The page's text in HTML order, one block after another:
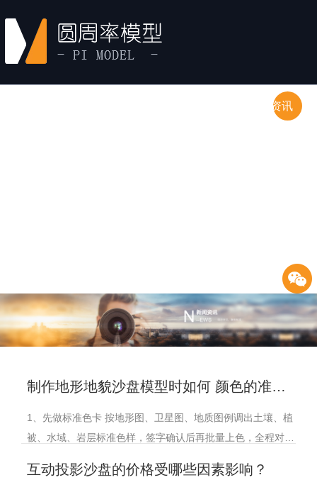
新闻资讯
制作地形地貌沙盘模型时如何 颜色的准确性
1、先做标准色卡 按地形图、卫星图、地质图例调出土壤、植
被、水域、岩层标准色样，签字确认后再批量上色，全程对照
不同会偏色，先统一做
互动投影沙盘的价格受哪些因素影响？